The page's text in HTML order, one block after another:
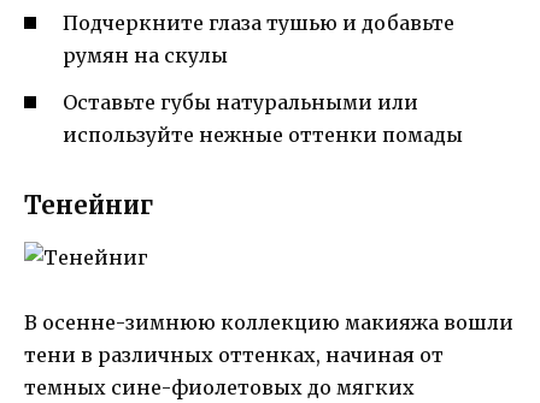
Подчеркните глаза тушью и добавьте
румян на скулы
Оставьте губы натуральными или
используйте нежные оттенки помады
Тенейниг
В осенне-зимнюю коллекцию макияжа вошли
тени в различных оттенках, начиная от
темных сине-фиолетовых до мягких